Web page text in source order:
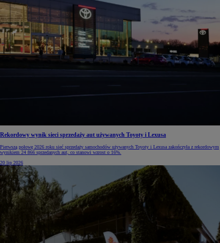
Rekordowy wynik sieci sprzedaży aut używanych Toyoty i Lexusa
Pierwszą połowę 2026 roku sieć sprzedaży samochodów używanych Toyoty i Lexusa zakończyła z rekordowym
wynikiem 24 866 sprzedanych aut, co stanowi wzrost o 16%.
20 lip 2026